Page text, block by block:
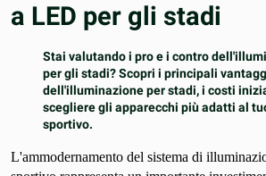
a LED per gli stadi
Stai valutando i pro e i contro
per gli stadi? Scopri i principali
dell'illuminazione per stadi, i costi
scegliere gli apparecchi più adatti al
sportivo.
L'ammodernamento del sistema di